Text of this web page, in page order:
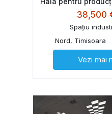
38,500
Spațiu
Nord, Timisoara
Vezi mai